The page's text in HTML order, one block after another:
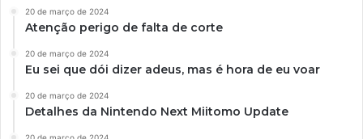
20 de março de 2024
Atenção perigo de falta de corte
20 de março de 2024
Eu sei que dói dizer adeus, mas é hora de eu voar
20 de março de 2024
Detalhes da Nintendo Next Miitomo Update